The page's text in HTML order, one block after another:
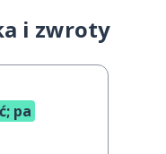
i zwroty
pa